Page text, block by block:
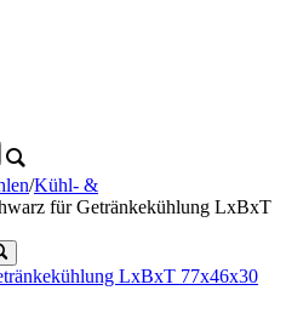
/Kühl- &
für Getränkekühlung LxBxT